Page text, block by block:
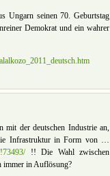
Ungarn seinen 70. Geburtstag
Demokrat und ein wahrer
mit der deutschen Industrie an,
Infrastruktur in Form von …
!! Die Wahl zwischen
immer in Auflösung?